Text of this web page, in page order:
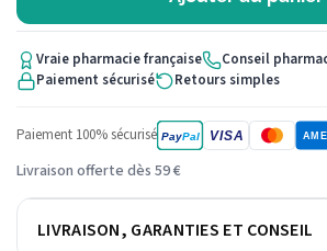
Vraie pharmacie française
Conseil
Paiement sécurisé
Retours simples
Paiement 100% sécurisé PayPal VISA
Livraison offerte dès 59 €
LIVRAISON, GARANTIES ET CONSEIL